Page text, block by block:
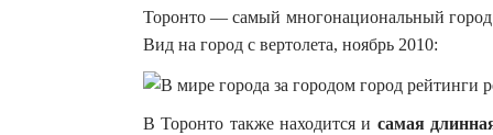
Торонто — самый многонациональный
Вид на город с вертолета, ноябрь 2010:
В Торонто также находится и самая